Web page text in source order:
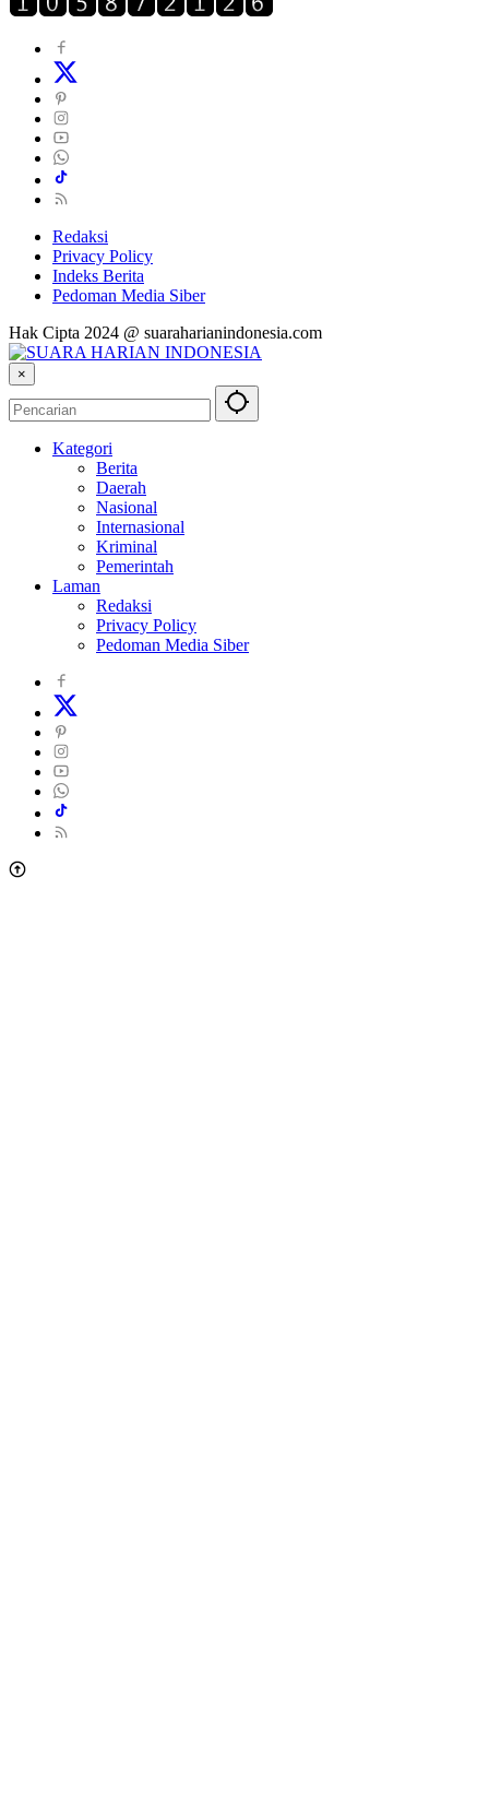
Redaksi
Privacy Policy
Indeks Berita
Pedoman Media Siber
Hak Cipta 2024 @ suaraharianindonesia.com
×
Kategori
Berita
Daerah
Nasional
Internasional
Kriminal
Pemerintah
Laman
Redaksi
Privacy Policy
Pedoman Media Siber